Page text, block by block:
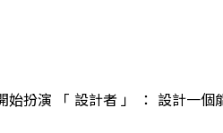
扮演 「 設計者 」 ： 設計一